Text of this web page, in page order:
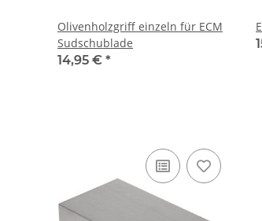
Olivenholzgriff einzeln für ECM
Sudschublade
14,95 € *